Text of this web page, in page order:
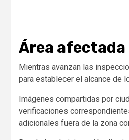
Área
Mientras avanzan las
para establecer el alcance de
Imágenes compartidas por
verificaciones
adicionales fuera de la zona